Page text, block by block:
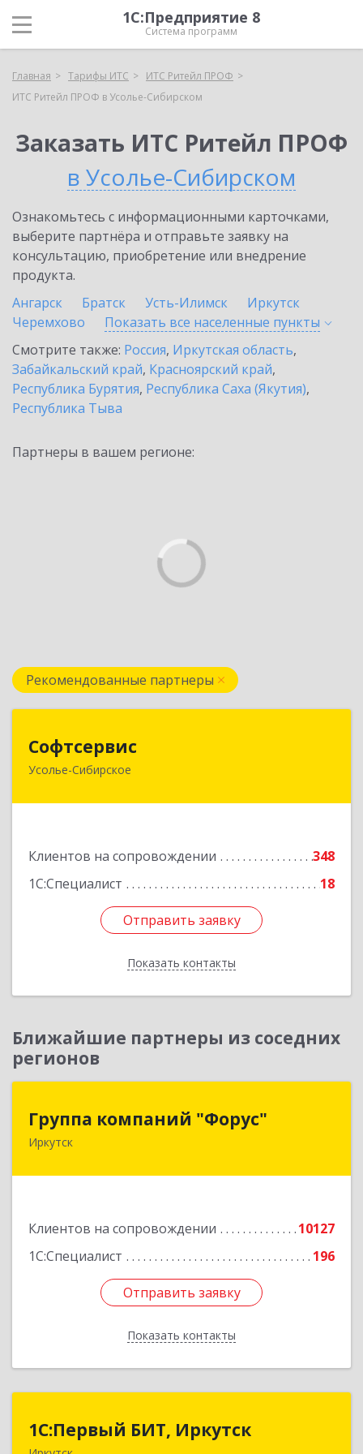
1С:Предприятие 8
Система программ
Главная Тарифы ИТС
ИТС Ритейл ПРОФ
ИТС Ритейл ПРОФ в Усолье-Сибирском
Заказать ИТС Ритейл ПРОФ
в Усолье-Сибирском
Ознакомьтесь с информационными карточками,
выберите партнёра и отправьте заявку на
консультацию, приобретение или внедрение
продукта.
Ангарск
Братск Усть-Илимск
Иркутск
Черемхово
Показать все населенные пункты
Смотрите также: Россия, Иркутская область,
Забайкальский край, Красноярский край,
Республика Бурятия, Республика Саха (Якутия),
Республика Тыва
Партнеры в вашем регионе:
Рекомендованные партнеры
Софтсервис
Усолье-Сибирское
Клиентов на сопровождении
348
1С:Специалист
18
Отправить заявку
Показать контакты
665451, Иркутская обл, Усолье-Сибирское г,
Отправить заявку
Назад
Ближайшие партнеры из соседних
регионов
Группа компаний "Форус"
Иркутск
Клиентов на сопровождении
10127
1С:Специалист
196
Отправить заявку
Показать контакты
Группа компаний "Форус"
664007, Иркутская обл, Иркутск г, Ямская ул,
Отправить заявку
Назад
1С:Первый БИТ, Иркутск
1С:Первый БИТ, Иркутск